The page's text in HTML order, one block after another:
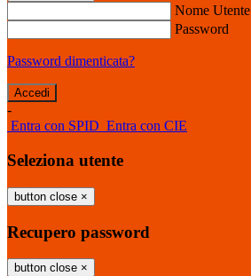
Nome Utente
Password
Password dimenticata?
-
Entra con SPID Entra con CIE
Seleziona utente
button close ×
Recupero password
button close ×